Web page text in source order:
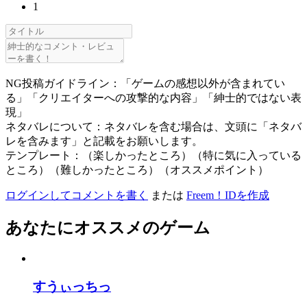
1
NG投稿ガイドライン：「ゲームの感想以外が含まれてい
る」「クリエイターへの攻撃的な内容」「紳士的ではない表
現」
ネタバレについて：ネタバレを含む場合は、文頭に「ネタバ
レを含みます」と記載をお願いします。
テンプレート：（楽しかったところ）（特に気に入っている
ところ）（難しかったところ）（オススメポイント）
ログインしてコメントを書く または Freem！IDを作成
あなたにオススメのゲーム
すうぃっちっ